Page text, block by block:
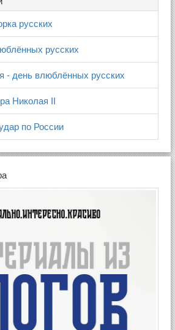
русских
русских
- день влюблённых русских
Николая II
по России